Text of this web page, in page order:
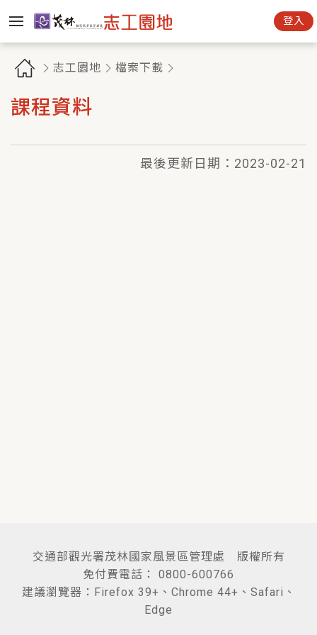
志工園地 檔案下載
課程資料
最後更新日期： 2023-02-21
交通部觀光署茂林國家風景區管理處 版權所有
免付費電話： 0800-600766
建議瀏覽器：Firefox 39+、Chrome 44+、Safari、
Edge
登入